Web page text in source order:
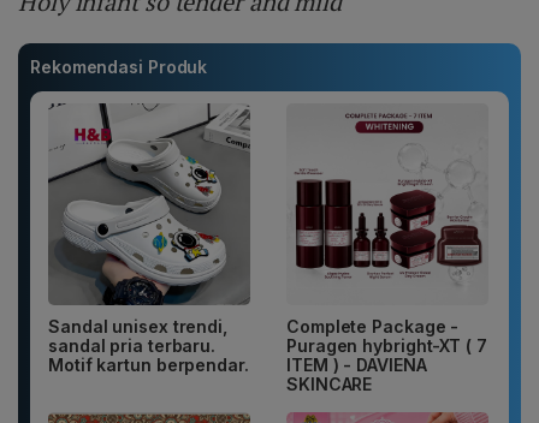
Rekomendasi Produk
Sandal unisex trendi,
sandal pria terbaru.
Motif kartun berpendar.
Complete Package -
Puragen hybright-XT ( 7
ITEM ) - DAVIENA
SKINCARE